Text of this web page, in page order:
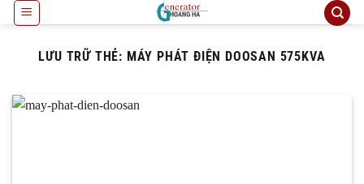
qua
LƯU TRỮ THẺ: MÁY PHÁT ĐIỆN DOOSAN 575KVA